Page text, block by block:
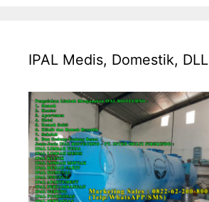
IPAL Medis, Domestik, DLL